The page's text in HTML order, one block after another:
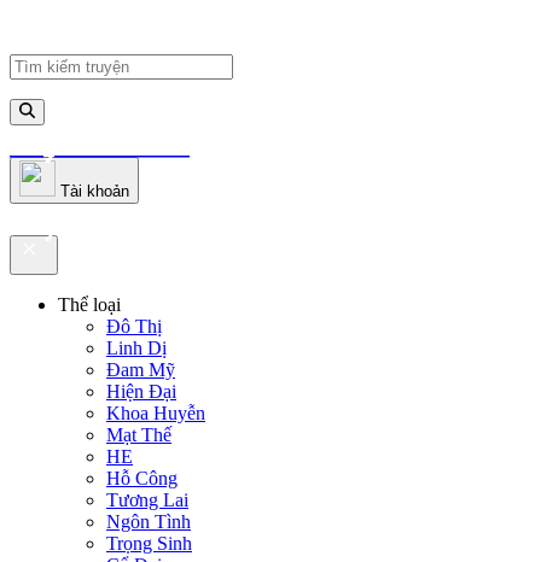
truyenfullz.com
Tài khoản
truyenfullz.com
Thể loại
Đô Thị
Linh Dị
Đam Mỹ
Hiện Đại
Khoa Huyễn
Mạt Thế
HE
Hỗ Công
Tương Lai
Ngôn Tình
Trọng Sinh